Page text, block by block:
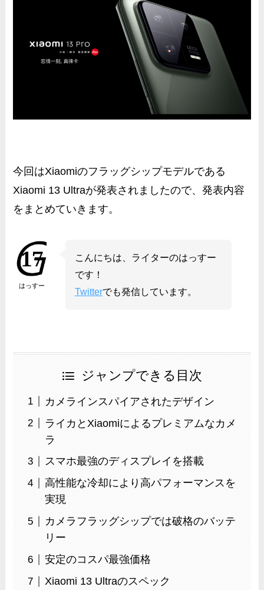
今回はXiaomiのフラッグシップモデルである
Xiaomi 13 Ultraが発表されましたので、発表内容
をまとめていきます。
はっすー
こんにちは、ライターのはっすー
です！
Twitterでも発信しています。
ジャンプできる目次
カメラインスパイアされたデザイン
ライカとXiaomiによるプレミアムなカメ
ラ
スマホ最強のディスプレイを搭載
高性能な冷却により高パフォーマンスを
実現
カメラフラッグシップでは破格のバッテ
リー
安定のコスパ最強価格
Xiaomi 13 Ultraのスペック